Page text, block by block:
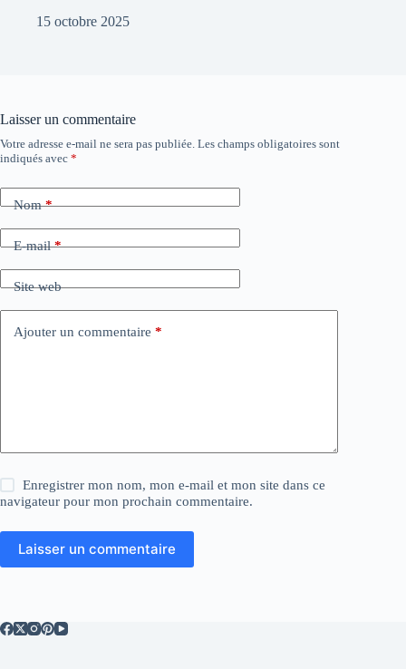
15 octobre 2025
Laisser un commentaire
Votre adresse e-mail ne sera pas publiée. Les champs obligatoires sont
indiqués avec *
Nom*
E-mail*
Site web
Ajouter un commentaire *
Enregistrer mon nom, mon e-mail et mon site dans ce
navigateur pour mon prochain commentaire.
Laisser un commentaire
A
l
e
r
n
i
v
e